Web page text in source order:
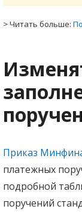
> Читать больше:
Приказ
платежных
подробной
поручений